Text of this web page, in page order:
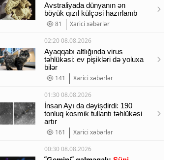
Avstraliyada dünyanın ən
böyük qızıl külçəsi hazırlanıb
81
Xarici xəbərlər
02:20 08.08.2026
Ayaqqabı altlığında virus
təhlükəsi: ev pişikləri də yoluxa
bilər
141
Xarici xəbərlər
01:30 08.08.2026
İnsan Ayı da dəyişdirdi: 190
tonluq kosmik tullantı təhlükəsi
artır
161
Xarici xəbərlər
00:30 08.08.2026